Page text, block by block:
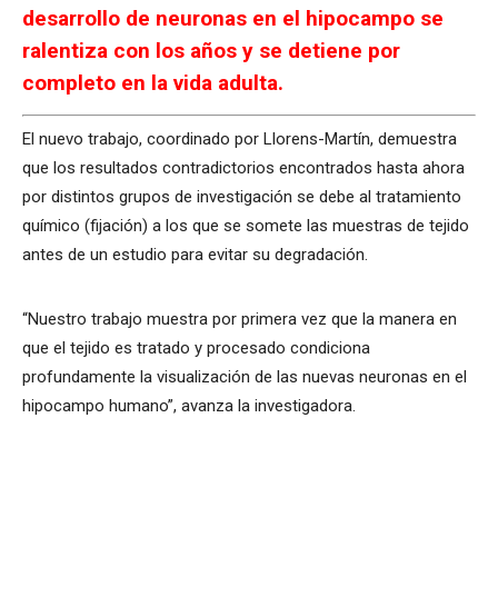
desarrollo de neuronas en el hipocampo se
ralentiza con los años y se detiene por
completo en la vida adulta.
El nuevo trabajo, coordinado por Llorens-Martín, demuestra
que los resultados contradictorios encontrados hasta ahora
por distintos grupos de investigación se debe al tratamiento
químico (fijación) a los que se somete las muestras de tejido
antes de un estudio para evitar su degradación.
“Nuestro trabajo muestra por primera vez que la manera en
que el tejido es tratado y procesado condiciona
profundamente la visualización de las nuevas neuronas en el
hipocampo humano”, avanza la investigadora.